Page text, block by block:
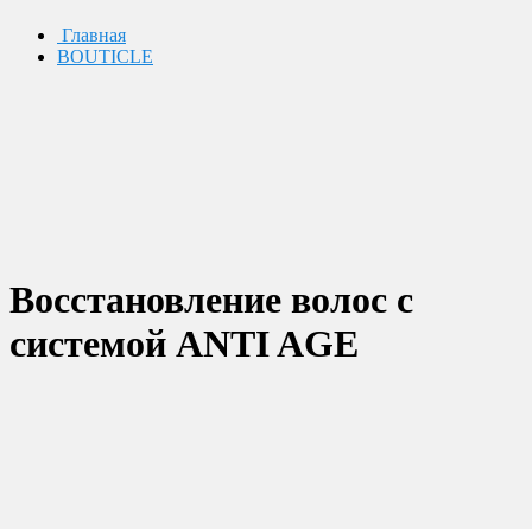
Главная
BOUTICLE
Воcстановление волос с
системой ANTI AGE